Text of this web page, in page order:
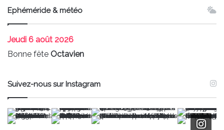
Ephéméride & météo
Jeudi 6 août 2026
Bonne fête Octavien
Suivez-nous sur Instagram